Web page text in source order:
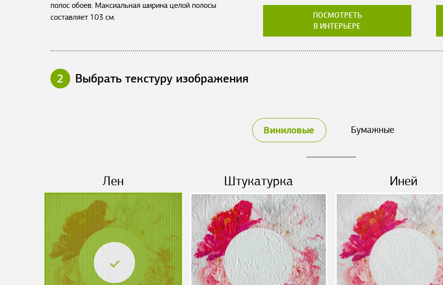
полос обоев. Максиальная ширина целой полосы
составляет 103 см.
ПОСМОТРЕТЬ
В ИНТЕРЬЕРЕ
2 Выбрать текстуру изображения
Виниловые Бумажные
Лен Штукатурка Иней